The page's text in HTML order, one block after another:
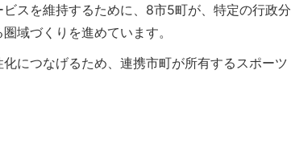
スを維持するために、8市5町が、特定の行政分
域づくりを進めています。
につなげるため、連携市町が所有するスポーツ